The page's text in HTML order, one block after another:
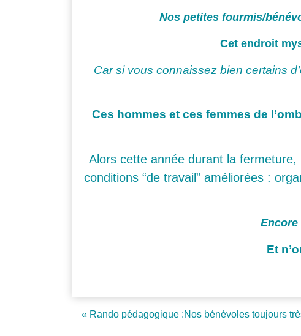
Nos petites fourmis/
Cet endroit
Car si vous connaissez bien certains
Ces hommes et ces femmes de
Alors cette année durant la
conditions “de travail” améliorées :
Et
Post navigation
« Rando pédagogique :Nos bénévoles toujours